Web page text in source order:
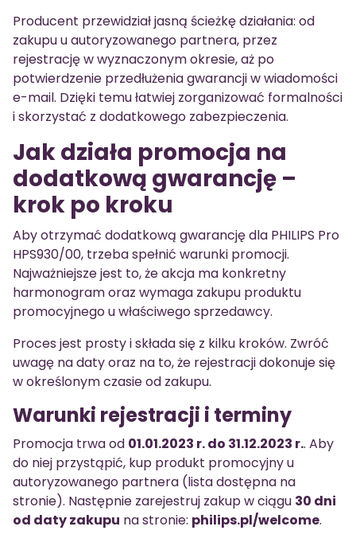
Producent przewidział jasną ścieżkę działania: od
zakupu u autoryzowanego partnera, przez
rejestrację w wyznaczonym okresie, aż po
potwierdzenie przedłużenia gwarancji w wiadomości
e-mail. Dzięki temu łatwiej zorganizować formalności
i skorzystać z dodatkowego zabezpieczenia.
Jak działa promocja na
dodatkową gwarancję –
krok po kroku
Aby otrzymać dodatkową gwarancję dla PHILIPS Pro
HPS930/00, trzeba spełnić warunki promocji.
Najważniejsze jest to, że akcja ma konkretny
harmonogram oraz wymaga zakupu produktu
promocyjnego u właściwego sprzedawcy.
Proces jest prosty i składa się z kilku kroków. Zwróć
uwagę na daty oraz na to, że rejestracji dokonuje się
w określonym czasie od zakupu.
Warunki rejestracji i terminy
Promocja trwa od 01.01.2023 r. do 31.12.2023 r.. Aby
do niej przystąpić, kup produkt promocyjny u
autoryzowanego partnera (lista dostępna na
stronie). Następnie zarejestruj zakup w ciągu 30 dni
od daty zakupu na stronie: philips.pl/welcome.